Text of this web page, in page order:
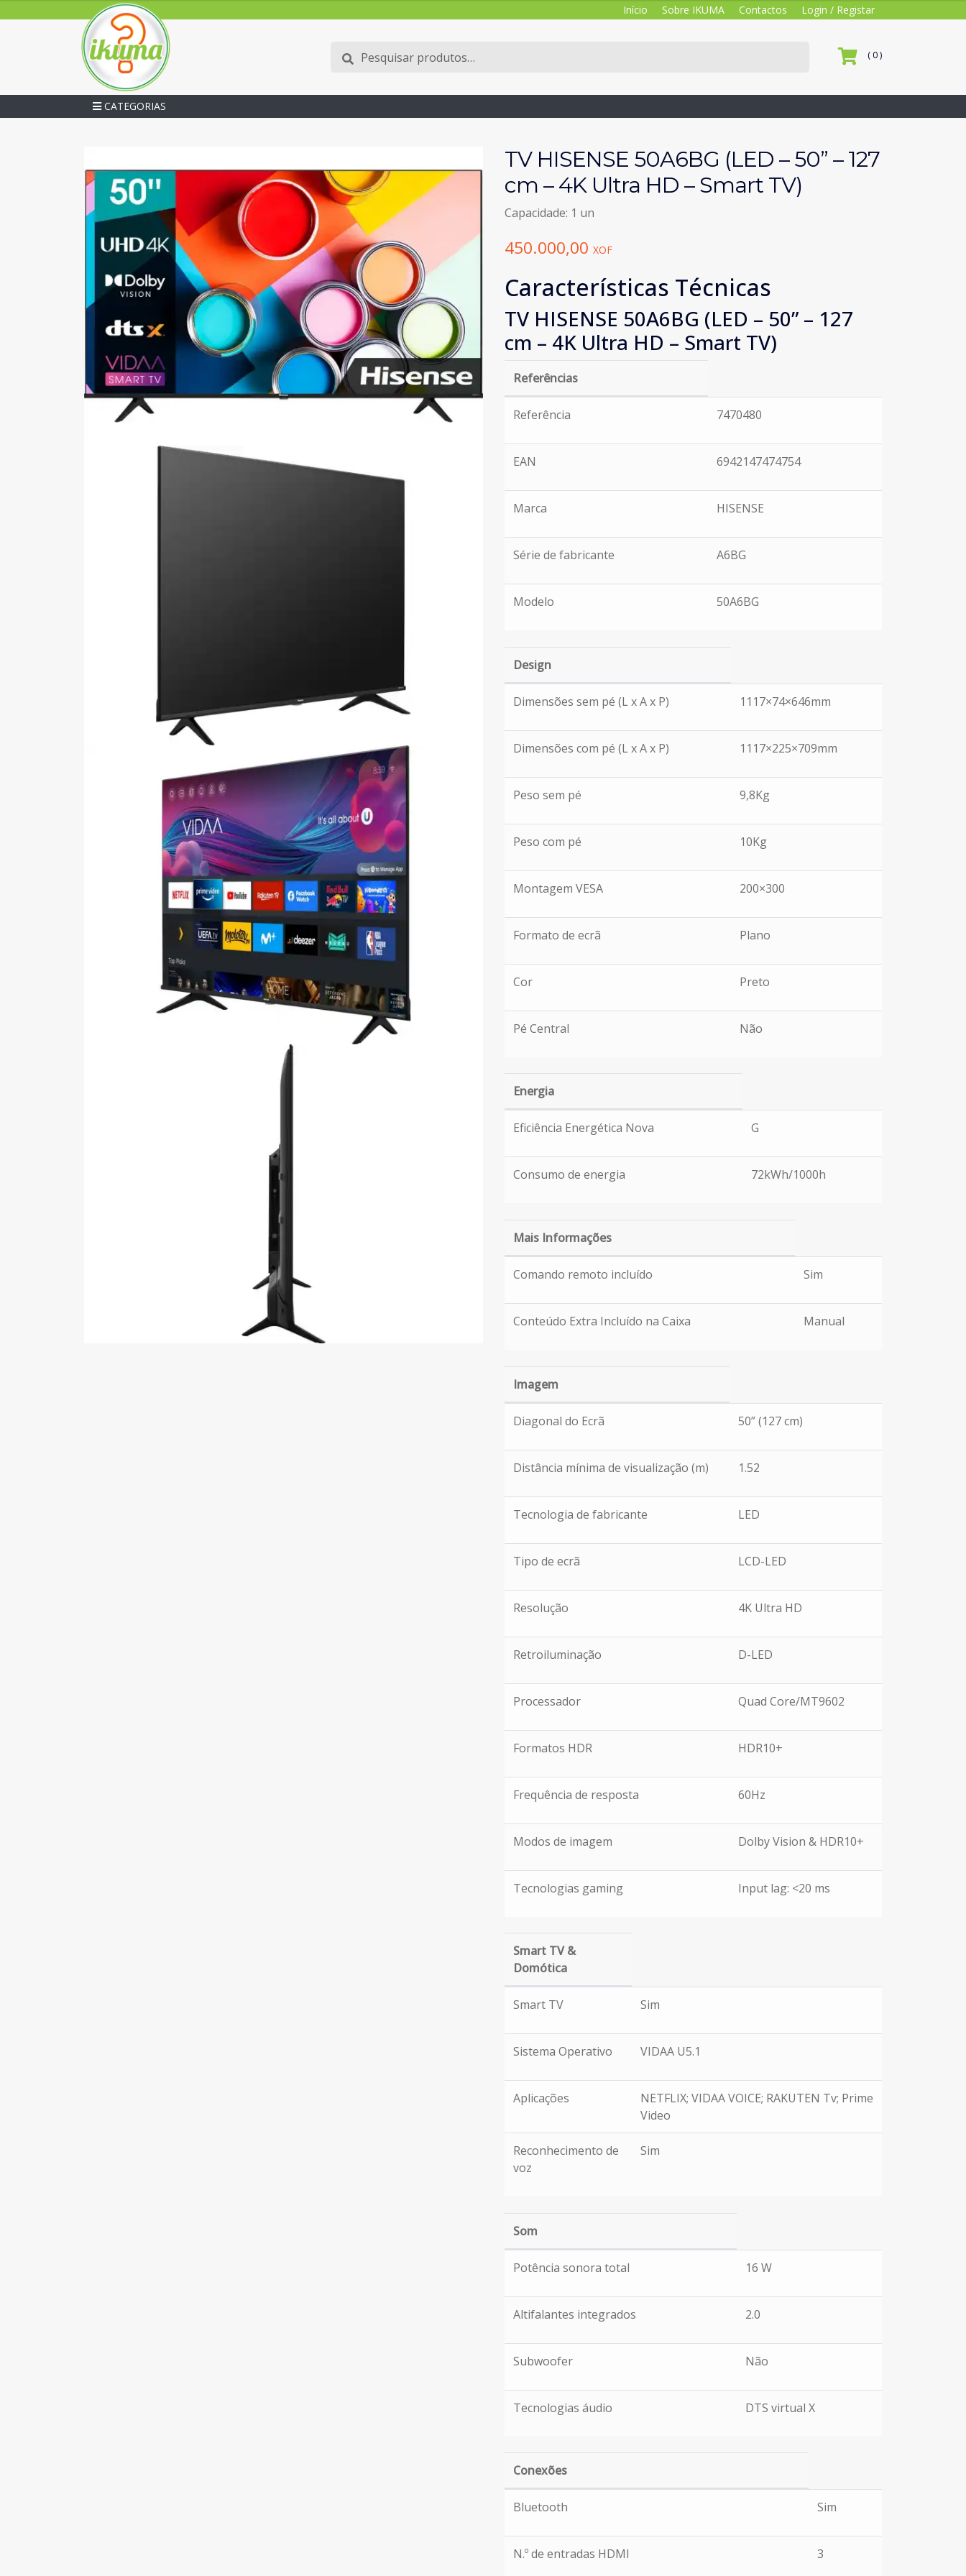
Início Sobre IKUMA Contactos Login / Registar
Pesquisar
por:
Pesquisa ( 0 )
CATEGORIAS
TV HISENSE 50A6BG (LED – 50” – 127
cm – 4K Ultra HD – Smart TV)
Capacidade: 1 un
450.000,00 XOF
Características Técnicas
TV HISENSE 50A6BG (LED – 50” – 127
cm – 4K Ultra HD – Smart TV)
Referências
Referência 7470480
EAN 6942147474754
Marca HISENSE
Série de fabricante A6BG
Modelo 50A6BG
Design
Dimensões sem pé (L x A x P) 1117×74×646mm
Dimensões com pé (L x A x P) 1117×225×709mm
Peso sem pé 9,8Kg
Peso com pé 10Kg
Montagem VESA 200×300
Formato de ecrã Plano
Cor Preto
Pé Central Não
Energia
Eficiência Energética Nova G
Consumo de energia 72kWh/1000h
Mais Informações
Comando remoto incluído Sim
Conteúdo Extra Incluído na Caixa Manual
Imagem
Diagonal do Ecrã 50” (127 cm)
Distância mínima de visualização (m) 1.52
Tecnologia de fabricante LED
Tipo de ecrã LCD-LED
Resolução 4K Ultra HD
Retroiluminação D-LED
Processador Quad Core/MT9602
Formatos HDR HDR10+
Frequência de resposta 60Hz
Modos de imagem Dolby Vision & HDR10+
Tecnologias gaming Input lag: <20 ms
Smart TV &
Domótica
Smart TV Sim
Sistema Operativo VIDAA U5.1
Aplicações
NETFLIX; VIDAA VOICE; RAKUTEN Tv; Prime
Video
Reconhecimento de
voz
Sim
Som
Potência sonora total 16 W
Altifalantes integrados 2.0
Subwoofer Não
Tecnologias áudio DTS virtual X
Conexões
Bluetooth Sim
N.º de entradas HDMI 3